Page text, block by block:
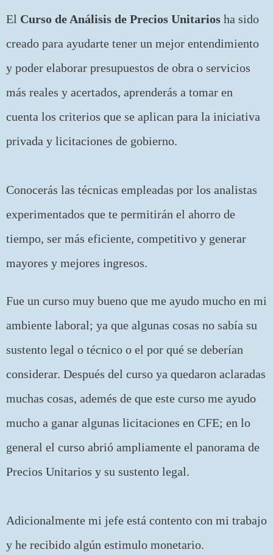
El Curso de Análisis de Precios Unitarios ha sido
creado para ayudarte tener un mejor entendimiento
y poder elaborar presupuestos de obra o servicios
más reales y acertados, aprenderás a tomar en
cuenta los criterios que se aplican para la iniciativa
privada y licitaciones de gobierno.
Conocerás las técnicas empleadas por los analistas
experimentados que te permitirán el ahorro de
tiempo, ser más eficiente, competitivo y generar
mayores y mejores ingresos.
Fue un curso muy bueno que me ayudo mucho en mi
ambiente laboral; ya que algunas cosas no sabía su
sustento legal o técnico o el por qué se deberían
considerar. Después del curso ya quedaron aclaradas
muchas cosas, ademés de que este curso me ayudo
mucho a ganar algunas licitaciones en CFE; en lo
general el curso abrió ampliamente el panorama de
Precios Unitarios y su sustento legal.
Adicionalmente mi jefe está contento con mi trabajo
y he recibido algún estimulo monetario.